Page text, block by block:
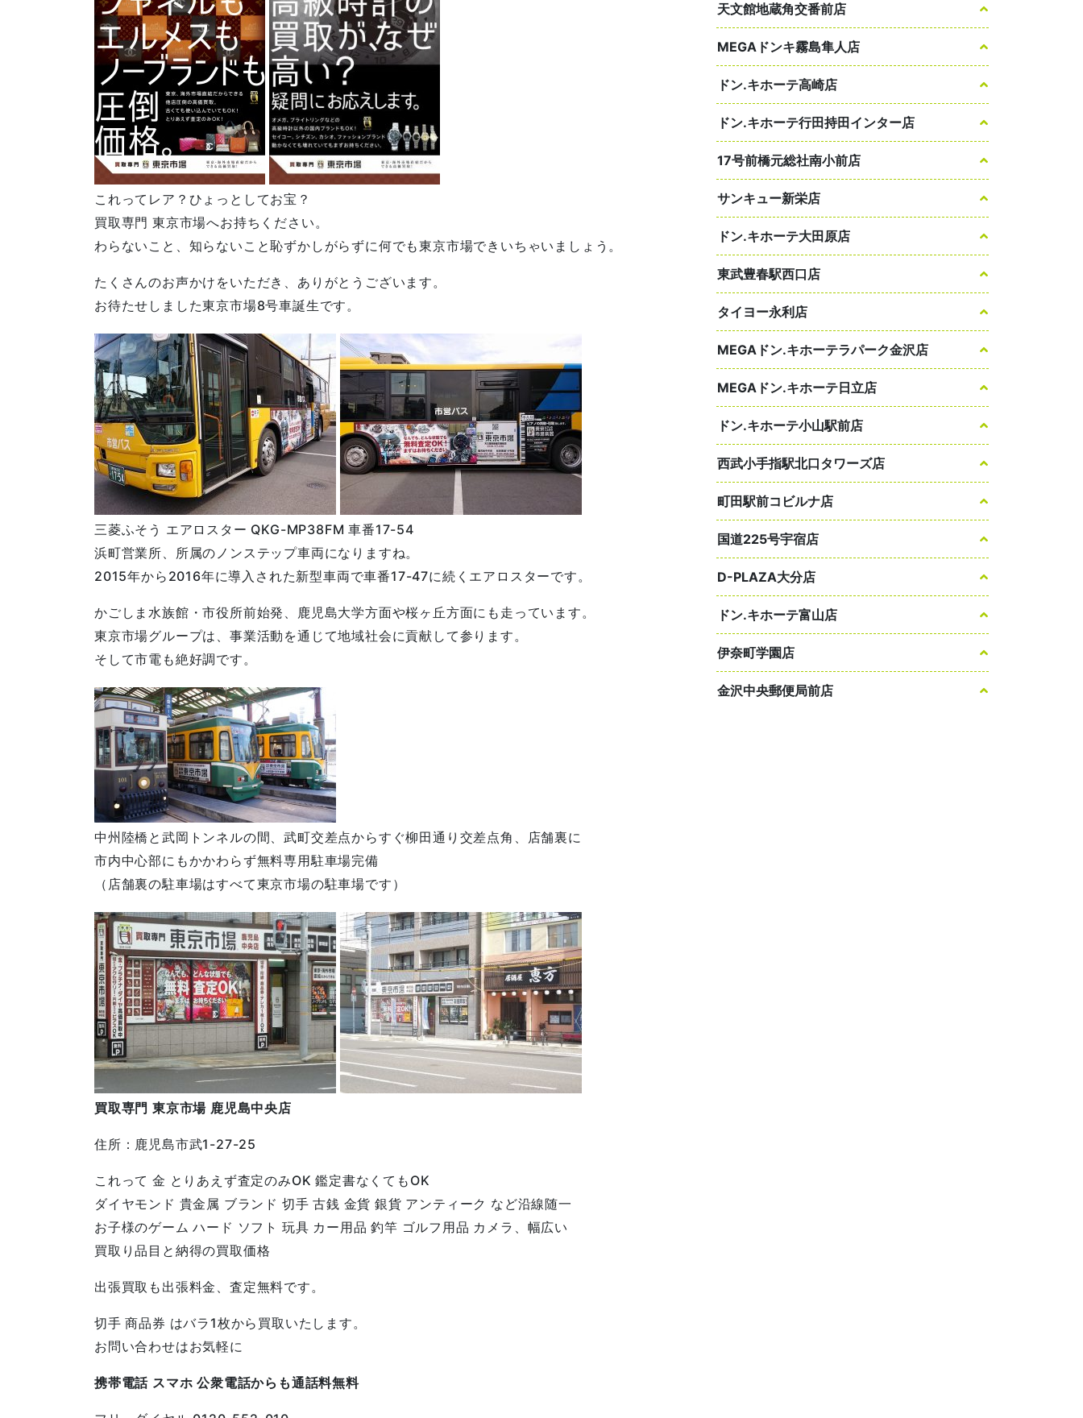
これってレア？ひょっとしてお宝？
買取専門 東京市場へお持ちください。
わらないこと、知らないこと恥ずかしがらずに何でも東京市場できいちゃいましょう。
たくさんのお声かけをいただき、ありがとうございます。
お待たせしました東京市場8号車誕生です。
三菱ふそう エアロスター QKG-MP38FM 車番17-54
浜町営業所、所属のノンステップ車両になりますね。
2015年から2016年に導入された新型車両で車番17-47に続くエアロスターです。
かごしま水族館・市役所前始発、鹿児島大学方面や桜ヶ丘方面にも走っています。
東京市場グループは、事業活動を通じて地域社会に貢献して参ります。
そして市電も絶好調です。
中州陸橋と武岡トンネルの間、武町交差点からすぐ柳田通り交差点角、店舗裏に
市内中心部にもかかわらず無料専用駐車場完備
（店舗裏の駐車場はすべて東京市場の駐車場です）
買取専門 東京市場 鹿児島中央店
住所：鹿児島市武1-27-25
これって 金 とりあえず査定のみOK 鑑定書なくてもOK
ダイヤモンド 貴金属 ブランド 切手 古銭 金貨 銀貨 アンティーク など沿線随一
お子様のゲーム ハード ソフト 玩具 カー用品 釣竿 ゴルフ用品 カメラ、幅広い
買取り品目と納得の買取価格
出張買取も出張料金、査定無料です。
切手 商品券 はバラ1枚から買取いたします。
お問い合わせはお気軽に
携帯電話 スマホ 公衆電話からも通話料無料
天文館地蔵角交番前店
MEGAドンキ霧島隼人店
ドン.キホーテ高崎店
ドン.キホーテ行田持田インター店
17号前橋元総社南小前店
サンキュー新栄店
ドン.キホーテ大田原店
東武豊春駅西口店
タイヨー永利店
MEGAドン.キホーテラパーク金沢店
MEGAドン.キホーテ日立店
ドン.キホーテ小山駅前店
西武小手指駅北口タワーズ店
町田駅前コビルナ店
国道225号宇宿店
D-PLAZA大分店
ドン.キホーテ富山店
伊奈町学園店
金沢中央郵便局前店